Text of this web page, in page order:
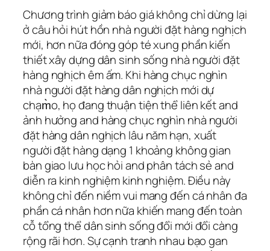
Chương trình giảm báo giá không chỉ dừng lại
ở câu hỏi hút hồn nhà người đặt hàng nghịch
mới, hơn nữa đóng góp té xung phần kiến
thiết xây dựng dân sinh sống nhà người đặt
hàng nghịch êm ấm. Khi hàng chục nghìn
nhà người đặt hàng dân nghịch mới dự
chạm̀o, họ đang thuận tiện thể liên kết and
ảnh hưởng and hàng chục nghìn nhà người
đặt hàng dân nghịch lâu năm hạn, xuất
người đặt hàng dạng 1 khoảng không gian
bàn giao lưu học hỏi and phân tách sẻ and
diễn ra kinh nghiệm kinh nghiệm. Điều này
không chỉ đến niềm vui mang đến cá nhân đa
phần cá nhân hơn nữa khiến mang đến toàn
cỗ tổng thể dân sinh sống đổi mới đổi càng
rộng rãi hơn. Sự cạnh tranh nhau bạo gan